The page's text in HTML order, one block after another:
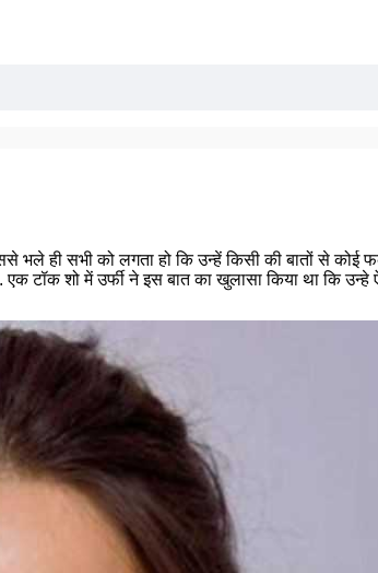
ही सभी को लगता हो कि उन्हें किसी की बातों से कोई
टॉक शो में उर्फी ने इस बात का खुलासा किया था कि